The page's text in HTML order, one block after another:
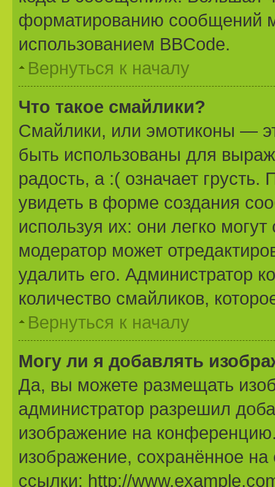
форматированию сообщений
использованием BBCode.
Вернуться к началу
Что такое смайлики?
Смайлики, или эмотиконы —
быть использованы для
радость, а :( означает
увидеть в форме создания
используя их: они легко
модератор может
удалить его. Администратор
количество смайликов,
Вернуться к началу
Могу ли я добавлять
Да, вы можете размещать
администратор разрешил
изображение на
изображение, сохранённое
ссылки: http://